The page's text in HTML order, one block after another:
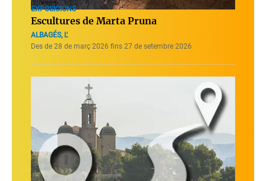
EXPOSICIONS
Escultures de Marta Pruna
ALBAGÉS, L'
Des de 28 de març 2026 fins 27 de setembre 2026